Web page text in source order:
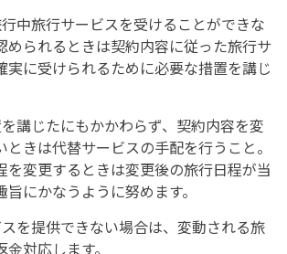
行中旅行サービスを受けることができな
められるときは契約内容に従った旅行サ
実に受けられるために必要な措置を講じ
を講じたにもかかわらず、契約内容を変
きは代替サービスの手配を行うこと。
を変更するときは変更後の旅行日程が当
にかなうように努めます。
スを提供できない場合は、変動される旅
対応します。